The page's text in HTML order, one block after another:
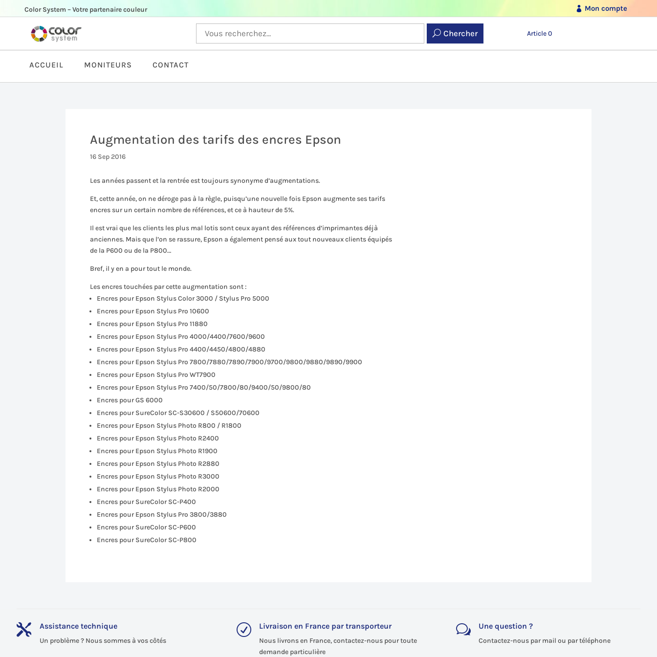
Color System – Votre partenaire couleur Mon compte
Chercher Article 0
ACCUEIL MONITEURS CONTACT
Augmentation des tarifs des encres Epson
16 Sep 2016
Les années passent et la rentrée est toujours synonyme d’augmentations.
Et, cette année, on ne déroge pas à la règle, puisqu’une nouvelle fois Epson augmente ses tarifs
encres sur un certain nombre de références, et ce à hauteur de 5%.
Il est vrai que les clients les plus mal lotis sont ceux ayant des références d’imprimantes déjà
anciennes. Mais que l’on se rassure, Epson a également pensé aux tout nouveaux clients équipés
de la P600 ou de la P800…
Bref, il y en a pour tout le monde.
Les encres touchées par cette augmentation sont :
Encres pour Epson Stylus Color 3000 / Stylus Pro 5000
Encres pour Epson Stylus Pro 10600
Encres pour Epson Stylus Pro 11880
Encres pour Epson Stylus Pro 4000/4400/7600/9600
Encres pour Epson Stylus Pro 4400/4450/4800/4880
Encres pour Epson Stylus Pro 7800/7880/7890/7900/9700/9800/9880/9890/9900
Encres pour Epson Stylus Pro WT7900
Encres pour Epson Stylus Pro 7400/50/7800/80/9400/50/9800/80
Encres pour GS 6000
Encres pour SureColor SC-S30600 / S50600/70600
Encres pour Epson Stylus Photo R800 / R1800
Encres pour Epson Stylus Photo R2400
Encres pour Epson Stylus Photo R1900
Encres pour Epson Stylus Photo R2880
Encres pour Epson Stylus Photo R3000
Encres pour Epson Stylus Photo R2000
Encres pour SureColor SC-P400
Encres pour Epson Stylus Pro 3800/3880
Encres pour SureColor SC-P600
Encres pour SureColor SC-P800
 Assistance technique
Un problème ? Nous sommes à vos côtés
R Livraison en France par transporteur
Nous livrons en France, contactez-nous pour toute
demande particulière
w Une question ?
Contactez-nous par mail ou par téléphone